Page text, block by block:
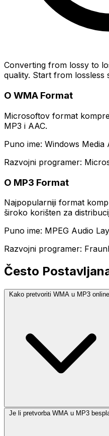
Converting from lossy to
quality. Start from lossless
O WMA Format
Microsoftov format
MP3 i AAC.
Puno ime: Windows Media
Razvojni programer:
O MP3 Format
Najpopularniji format
široko korišten za
Puno ime: MPEG Audio
Razvojni programer:
Često
Kako pretvoriti WMA u MP3
Je li pretvorba WMA u MP3